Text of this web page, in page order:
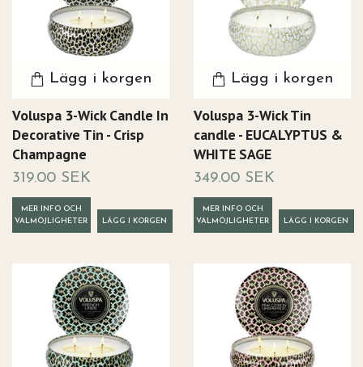
Lägg i korgen
Voluspa 3-Wick Candle In
Decorative Tin - Crisp
Champagne
319.00 SEK
MER INFO OCH
VALMÖJLIGHETER
Lägg i korgen
Voluspa 3-Wick Tin
candle - EUCALYPTUS &
WHITE SAGE
349.00 SEK
MER INFO OCH
VALMÖJLIGHETER